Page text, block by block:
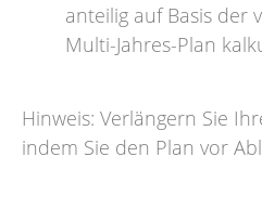
anteilig auf Basis der
Multi-Jahres-Plan
Hinweis: Verlängern Sie
indem Sie den Plan vor